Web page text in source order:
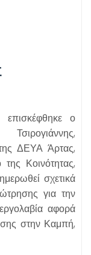
ο
ΔΕΥΑ Άρτας,
Κοινότητας,
σχετικά
για την
αφορά
στην Καμπή,